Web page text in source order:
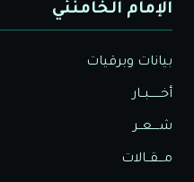
الإمام الخامنئي
بيانات وبرقيات
أخــــــبــار
شــــعــر
مـــقــالات